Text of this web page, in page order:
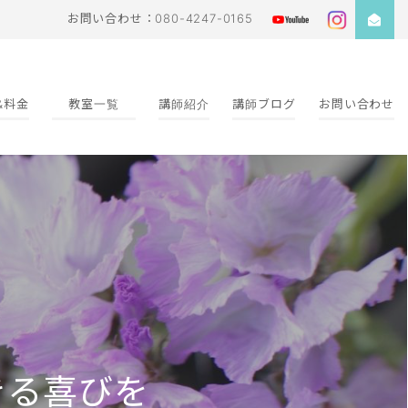
お問い合わせ：080-4247-0165
料金 教室一覧 講師紹介 講師ブログ お問い合わせ
喜びを